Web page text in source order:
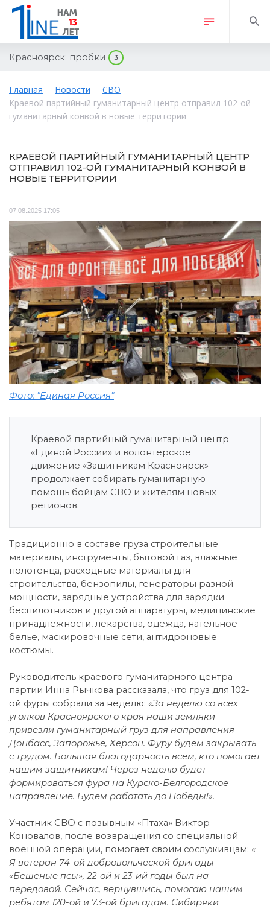
Красноярск: пробки 3
Главная Новости
СВО
Краевой партийный гуманитарный центр отправил 102-ой
гуманитарный конвой в новые территории
КРАЕВОЙ ПАРТИЙНЫЙ ГУМАНИТАРНЫЙ ЦЕНТР
ОТПРАВИЛ 102-ОЙ ГУМАНИТАРНЫЙ КОНВОЙ В
НОВЫЕ ТЕРРИТОРИИ
07.08.2025 17:05
Фото: "Единая Россия"
Краевой партийный гуманитарный центр
«Единой России» и волонтерское
движение «Защитникам Красноярск»
продолжает собирать гуманитарную
помощь бойцам СВО и жителям новых
регионов.
Традиционно в составе груза строительные
материалы, инструменты, бытовой газ, влажные
полотенца, расходные материалы для
строительства, бензопилы, генераторы разной
мощности, зарядные устройства для зарядки
беспилотников и другой аппаратуры, медицинские
принадлежности, лекарства, одежда, нательное
белье, маскировочные сети, антидроновые
костюмы.
Руководитель краевого гуманитарного центра
партии Инна Рычкова рассказала, что груз для 102-
ой фуры собрали за неделю: «За неделю со всех
уголков Красноярского края наши земляки
привезли гуманитарный груз для направления
Донбасс, Запорожье, Херсон. Фуру будем закрывать
с трудом. Большая благодарность всем, кто помогает
нашим защитникам! Через неделю будет
формироваться фура на Курско-Белгородское
направление. Будем работать до Победы!».
Участник СВО с позывным «Птаха» Виктор
Коновалов, после возвращения со специальной
военной операции, помогает своим сослуживцам: «
Я ветеран 74-ой добровольческой бригады
«Бешеные псы», 22-ой и 23-ий годы был на
передовой. Сейчас, вернувшись, помогаю нашим
ребятам 120-ой и 73-ой бригадам. Сибиряки